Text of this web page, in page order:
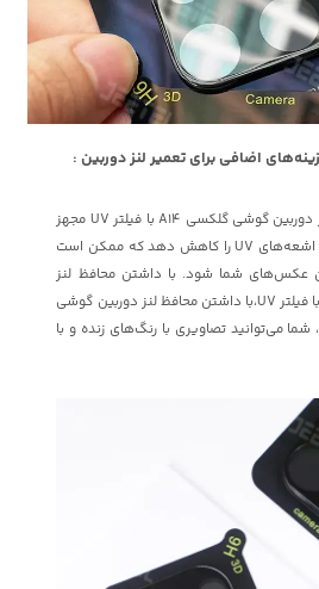
اضافی برای تعمیر لنز دوربین :
همچنین، برخی از محافظ لنز دوربین گوشی گلکسی A14 با فیلتر UV مجهز
شده‌اند. این فیلتر می‌تواند اشعه‌های UV را کاهش دهد که ممکن است
شما شود. با داشتن محافظ لنز
دوربین گوشی Galaxy A14 با فیلتر UV،با داشتن محافظ لنز دوربین گوشی
سامسونگ A14 با فیلتر UV، شما می‌توانید تصاویری با رنگ‌های زنده و با